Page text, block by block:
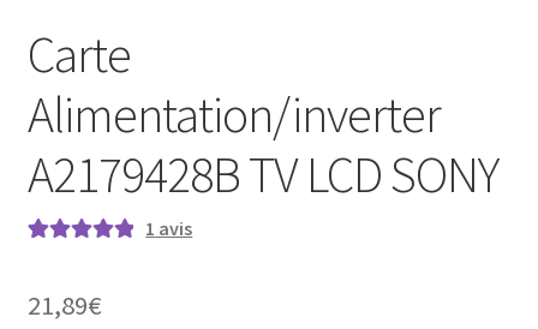
Carte
Alimentation/inverter
A2179428B TV LCD SONY
notation
1 avis
21,89€